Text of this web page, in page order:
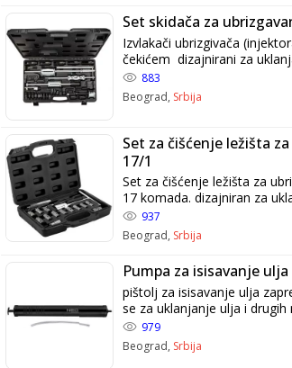
Set skidača za
Izvlakači ubrizgivača
čekićem dizajnirani za
ubrizgivača (injektora). Inercijski čekići uključeni u
set olakšavaju rad u
motora. Komplet je upakovan u kvalitetan kofer. –
29, 30 x 100 mm
883
Beograd, Srbija
Set za čišćenje ležišta
17/1
Set za čišćenje ležišta za
17 komada. dizajniran za uklanjanje naslaga iz
ležišta za ubrizgavanje
postavljanje injektora u
937
Beograd, Srbija
Pumpa za isisavanje ulja
pištolj za isisavanje ulja
se za uklanjanje ulja i drugih
dostupnih mesta, npr.
Koristi se u svim
979
Beograd, Srbija